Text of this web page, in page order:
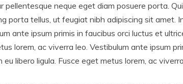
pellentesque neque eget diam posuere porta.
porta tellus, ut feugiat nibh adipiscing sit amet.
ante ipsum primis in faucibus orci luctus et
lorem, ac viverra leo. Vestibulum ante ipsum
eu libero ligula. Fusce eget metus lorem, ac